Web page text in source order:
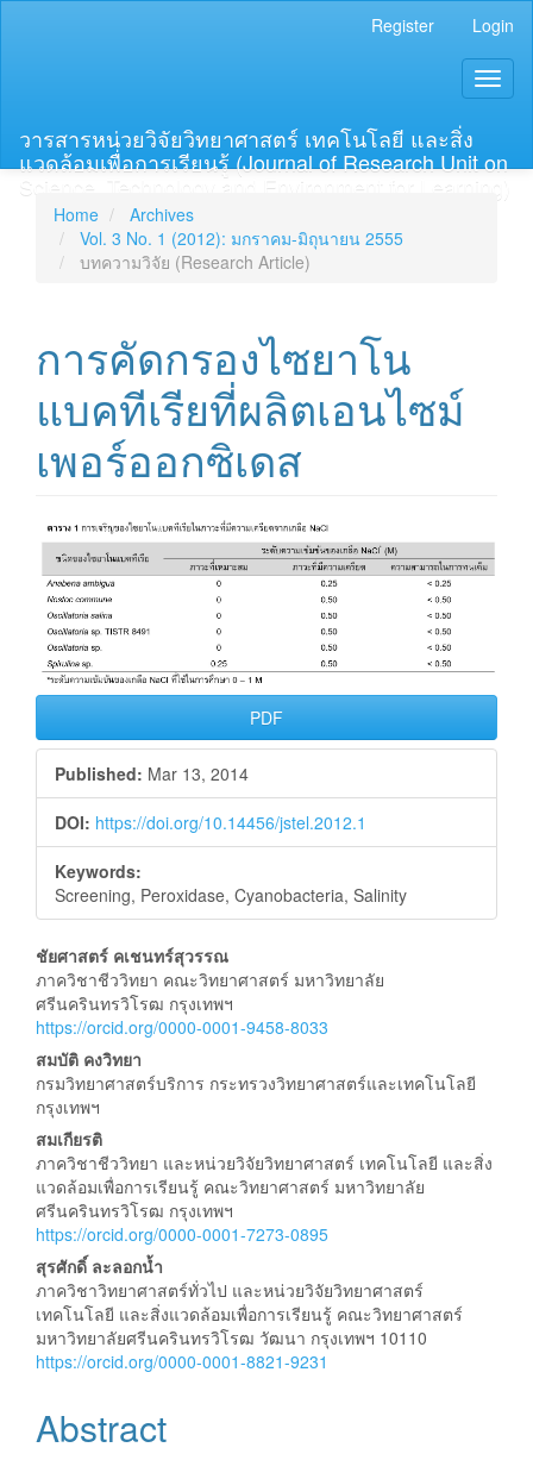
Register Login
วารสารหน่วยวิจัยวิทยาศาสตร์ เทคโนโลยี และสิ่ง
แวดล้อมเพื่อการเรียนรู้ (Journal of Research Unit on
Science, Technology and Environment for Learning)
Home
Archives
Vol. 3 No. 1 (2012): มกราคม-มิถุนายน 2555
บทความวิจัย (Research Article)
การคัดกรองไซยาโน
แบคทีเรียที่ผลิตเอนไซม์
เพอร์ออกซิเดส
Article
Sidebar
PDF
Published: Mar 13, 2014
DOI: https://doi.org/10.14456/jstel.2012.1
Keywords:
Screening, Peroxidase, Cyanobacteria, Salinity
Main
Article
Content
ชัยศาสตร์ คเชนทร์สุวรรณ
ภาควิชาชีววิทยา คณะวิทยาศาสตร์ มหาวิทยาลัย
ศรีนครินทรวิโรฒ กรุงเทพฯ
https://orcid.org/0000-0001-9458-8033
สมบัติ คงวิทยา
กรมวิทยาศาสตร์บริการ กระทรวงวิทยาศาสตร์และเทคโนโลยี
กรุงเทพฯ
สมเกียรติ
ภาควิชาชีววิทยา และหน่วยวิจัยวิทยาศาสตร์ เทคโนโลยี และสิ่ง
แวดล้อมเพื่อการเรียนรู้ คณะวิทยาศาสตร์ มหาวิทยาลัย
ศรีนครินทรวิโรฒ กรุงเทพฯ
https://orcid.org/0000-0001-7273-0895
สุรศักดิ์ ละลอกน้ำ
ภาควิชาวิทยาศาสตร์ทั่วไป และหน่วยวิจัยวิทยาศาสตร์
เทคโนโลยี และสิ่งแวดล้อมเพื่อการเรียนรู้ คณะวิทยาศาสตร์
มหาวิทยาลัยศรีนครินทรวิโรฒ วัฒนา กรุงเทพฯ 10110
https://orcid.org/0000-0001-8821-9231
Abstract